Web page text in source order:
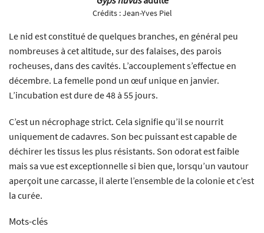
Crédits :Jean-Yves Piel
Le nid est constitué de quelques branches, en général peu
nombreuses à cet altitude, sur des falaises, des parois
rocheuses, dans des cavités. L’accouplement s’effectue en
décembre. La femelle pond un œuf unique en janvier.
L’incubation est dure de 48 à 55 jours.
C’est un nécrophage strict. Cela signifie qu’il se nourrit
uniquement de cadavres. Son bec puissant est capable de
déchirer les tissus les plus résistants. Son odorat est faible
mais sa vue est exceptionnelle si bien que, lorsqu’un vautour
aperçoit une carcasse, il alerte l’ensemble de la colonie et c’est
la curée.
Mots-clés